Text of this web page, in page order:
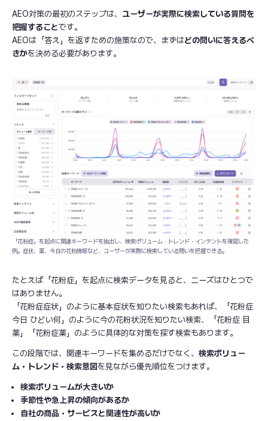
AEO対策の最初のステップは、 ユーザーが実際に検索している質問を
把握することです。
AEOは「答え」を返すための施策なので、まずはどの問いに答えるべ
きかを決める必要があります。
「花粉症」を起点に関連キーワードを抽出し、検索ボリューム・トレンド・インテントを確認した
例。症状、薬、今日の花粉情報など、ユーザーが実際に検索している問いを把握できる。
たとえば「花粉症」を起点に検索データを見ると、ニーズはひとつで
はありません。
「花粉症症状」のように基本症状を知りたい検索もあれば、「花粉症
今日 ひどい何」のように今の花粉状況を知りたい検索、「花粉症 目
薬」「花粉症薬」のように具体的な対策を探す検索もあります。
この段階では、関連キーワードを集めるだけでなく、 検索ボリュー
ム・トレンド・検索意図を見ながら優先順位をつけます。
検索ボリュームが大きいか
季節性や急上昇の傾向があるか
自社の商品・サービスと関連性が高いか